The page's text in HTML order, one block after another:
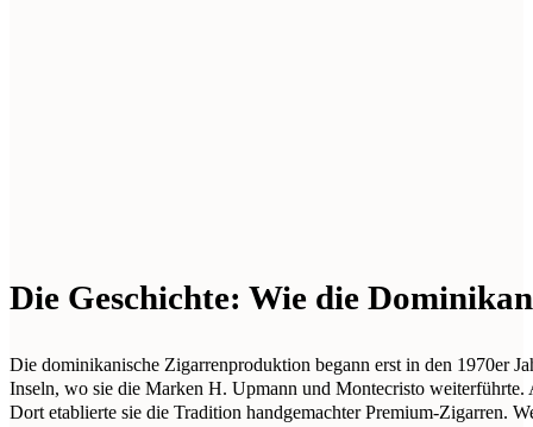
Die Geschichte: Wie die
Die dominikanische Zigarrenproduktion begann erst in den 1970er
Inseln, wo sie die Marken H. Upmann und Montecristo
Dort etablierte sie die Tradition handgemachter Premium-Zigarren.